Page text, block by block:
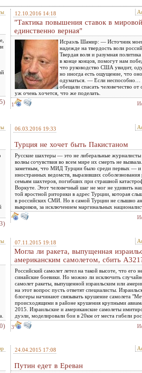
12.10.2016 14:18
"Тактика повышения ставок в
единственно верная"
Исраэль Шамир: — Источник
надежде на твердость воли
Твердая воля и разумная
в конце концов, помогут нам
что руководство США увидит,
но иногда есть ощущение, что
одуматься. — Если
обещали спасать человечество от
уж очень хочется, что же поделать.
1
06.03.2016 19:33
Турция не хочет быть Пакистаном
Русские шахтеры — это не либеральные
волны сочувствия во всем мире их смерть не
заметным, что МИД Турции было среди первых —
иностранных ведомств, выразивших
семьям шахтеров, погибших при страшной
Воркуте. Этот человечный шаг не мог не удивить
той яростной риторики в адрес Турции, которая
в российских СМИ. Но в самой Турции не слышно
выкриков, за исключением маргинальных
07.11.2015 19:18
Могла ли ракета, выпущенная
американским самолетом, сбить
Российский самолет летел на такой высоте, что его
синайские боевики. Но можно ли исключить
самолет ракеты, выпущенной израильским или
на этот вопрос пусть ответят специалисты.
блогеры начинают связывать крушение самолета
происходящими в районе крушения крупными
2015. Израильские и американские самолеты
дуэли, моделировали бои в 20км от места гибели
3
24.04.2015 17:08
Путин едет в Ереван